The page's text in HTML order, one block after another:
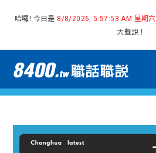
哈囉! 今日是 8/8/2026, 5:57:54 AM 星期六
大聲說！